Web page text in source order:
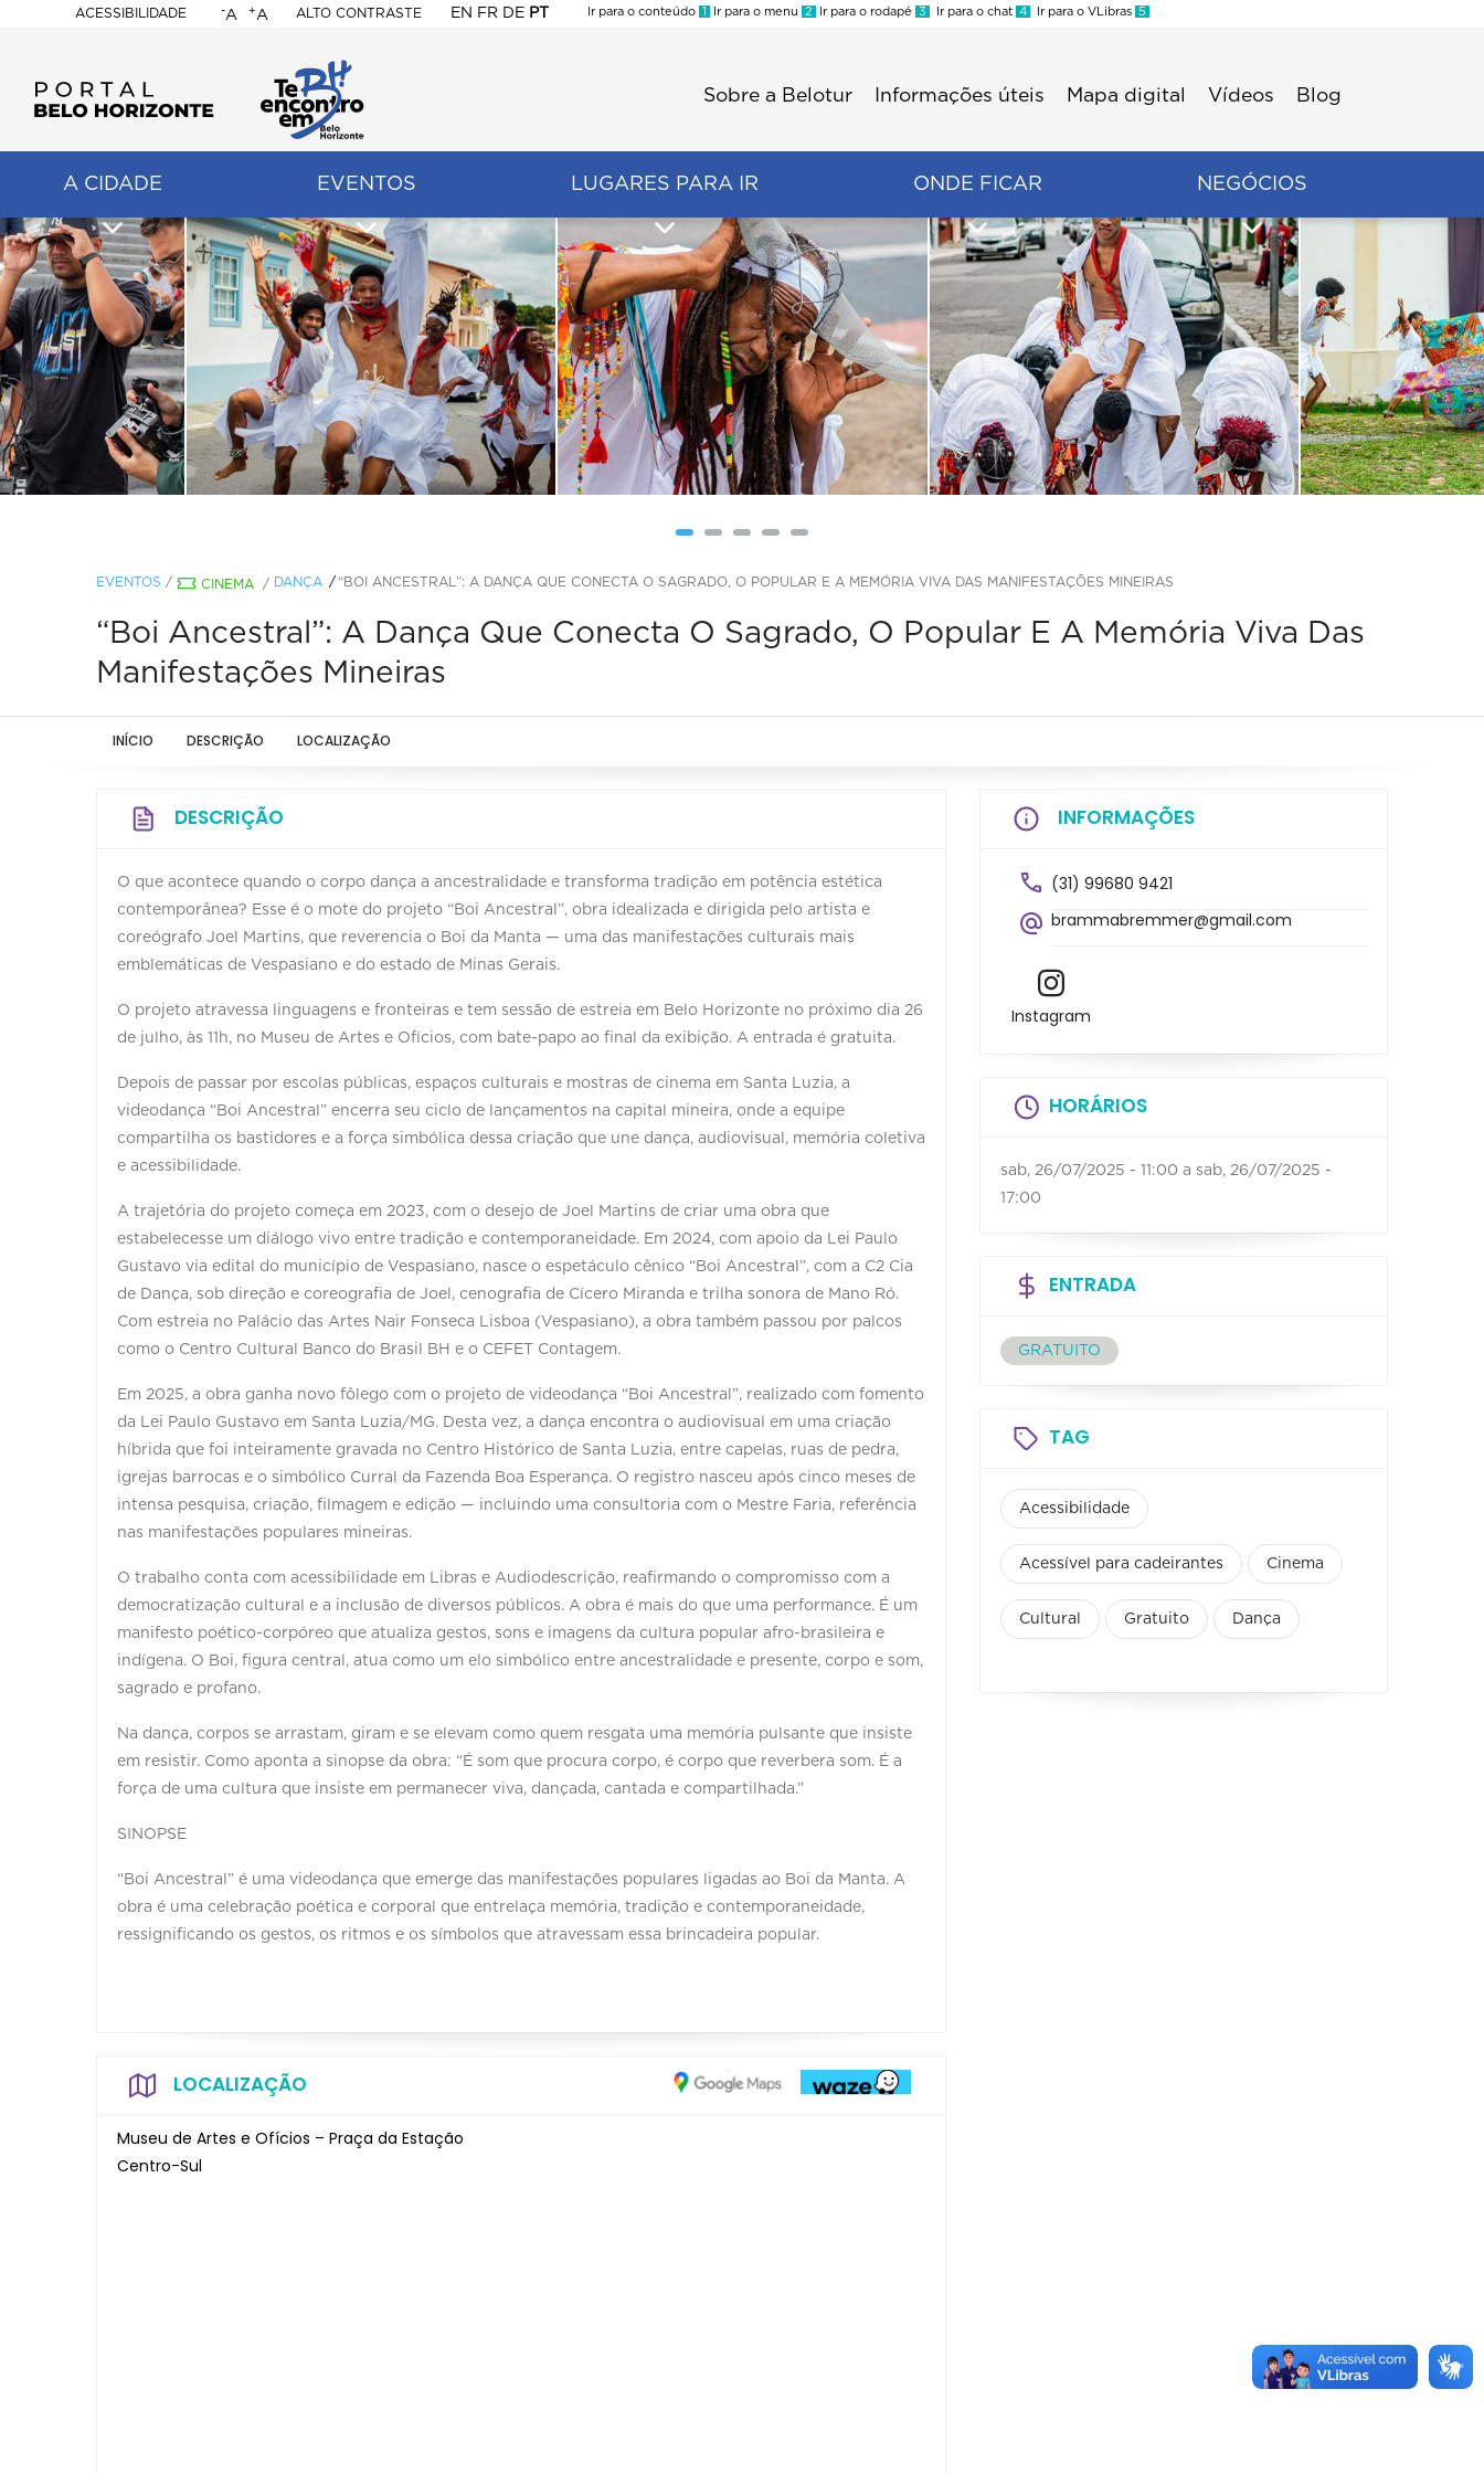
ACESSIBILIDADE
BELO
HORIZONTE
-A +A ALTO CONTRASTE EN FR DE PT
Ir para o conteúdo 1 Ir para o menu 2 Ir para o rodapé 3 Ir para o chat 4 Ir para o VLibras 5
Sobre a Belotur Informações úteis Mapa digital Vídeos Blog
A CIDADE EVENTOS LUGARES PARA IR ONDE FICAR NEGÓCIOS
EVENTOS / CINEMA / DANÇA “BOI ANCESTRAL”: A DANÇA QUE CONECTA O SAGRADO, O POPULAR E A MEMÓRIA VIVA DAS MANIFESTAÇÕES MINEIRAS
“Boi Ancestral”: A Dança Que Conecta O Sagrado, O Popular E A Memória Viva Das
Manifestações Mineiras
INÍCIO DESCRIÇÃO LOCALIZAÇÃO
DESCRIÇÃO
O que acontece quando o corpo dança a ancestralidade e transforma tradição em potência estética
contemporânea? Esse é o mote do projeto “Boi Ancestral”, obra idealizada e dirigida pelo artista e
coreógrafo Joel Martins, que reverencia o Boi da Manta — uma das manifestações culturais mais
emblemáticas de Vespasiano e do estado de Minas Gerais.
O projeto atravessa linguagens e fronteiras e tem sessão de estreia em Belo Horizonte no próximo dia 26
de julho, às 11h, no Museu de Artes e Ofícios, com bate-papo ao final da exibição. A entrada é gratuita.
Depois de passar por escolas públicas, espaços culturais e mostras de cinema em Santa Luzia, a
videodança “Boi Ancestral” encerra seu ciclo de lançamentos na capital mineira, onde a equipe
compartilha os bastidores e a força simbólica dessa criação que une dança, audiovisual, memória coletiva
e acessibilidade.
A trajetória do projeto começa em 2023, com o desejo de Joel Martins de criar uma obra que
estabelecesse um diálogo vivo entre tradição e contemporaneidade. Em 2024, com apoio da Lei Paulo
Gustavo via edital do município de Vespasiano, nasce o espetáculo cênico “Boi Ancestral”, com a C2 Cia
de Dança, sob direção e coreografia de Joel, cenografia de Cícero Miranda e trilha sonora de Mano Ró.
Com estreia no Palácio das Artes Nair Fonseca Lisboa (Vespasiano), a obra também passou por palcos
como o Centro Cultural Banco do Brasil BH e o CEFET Contagem.
Em 2025, a obra ganha novo fôlego com o projeto de videodança “Boi Ancestral”, realizado com fomento
da Lei Paulo Gustavo em Santa Luzia/MG. Desta vez, a dança encontra o audiovisual em uma criação
híbrida que foi inteiramente gravada no Centro Histórico de Santa Luzia, entre capelas, ruas de pedra,
igrejas barrocas e o simbólico Curral da Fazenda Boa Esperança. O registro nasceu após cinco meses de
intensa pesquisa, criação, filmagem e edição — incluindo uma consultoria com o Mestre Faria, referência
nas manifestações populares mineiras.
O trabalho conta com acessibilidade em Libras e Audiodescrição, reafirmando o compromisso com a
democratização cultural e a inclusão de diversos públicos. A obra é mais do que uma performance. É um
manifesto poético-corpóreo que atualiza gestos, sons e imagens da cultura popular afro-brasileira e
indígena. O Boi, figura central, atua como um elo simbólico entre ancestralidade e presente, corpo e som,
sagrado e profano.
Na dança, corpos se arrastam, giram e se elevam como quem resgata uma memória pulsante que insiste
em resistir. Como aponta a sinopse da obra: “É som que procura corpo, é corpo que reverbera som. É a
força de uma cultura que insiste em permanecer viva, dançada, cantada e compartilhada.”
SINOPSE
“Boi Ancestral” é uma videodança que emerge das manifestações populares ligadas ao Boi da Manta. A
obra é uma celebração poética e corporal que entrelaça memória, tradição e contemporaneidade,
ressignificando os gestos, os ritmos e os símbolos que atravessam essa brincadeira popular.
LOCALIZAÇÃO
Museu de Artes e Ofícios – Praça da Estação
Centro-Sul
INFORMAÇÕES
(31) 99680 9421
brammabremmer@gmail.com
Instagram
HORÁRIOS
sab, 26/07/2025 - 11:00 a sab, 26/07/2025 -
17:00
ENTRADA
GRATUITO
TAG
Acessibilidade
Acessível para cadeirantes Cinema
Cultural Gratuito Dança